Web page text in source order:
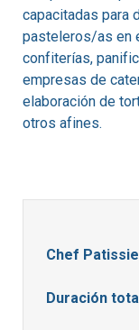
capacitadas para
pasteleros/as en
confiterías,
empresas de
elaboración de
otros afines.
Chef
Duración